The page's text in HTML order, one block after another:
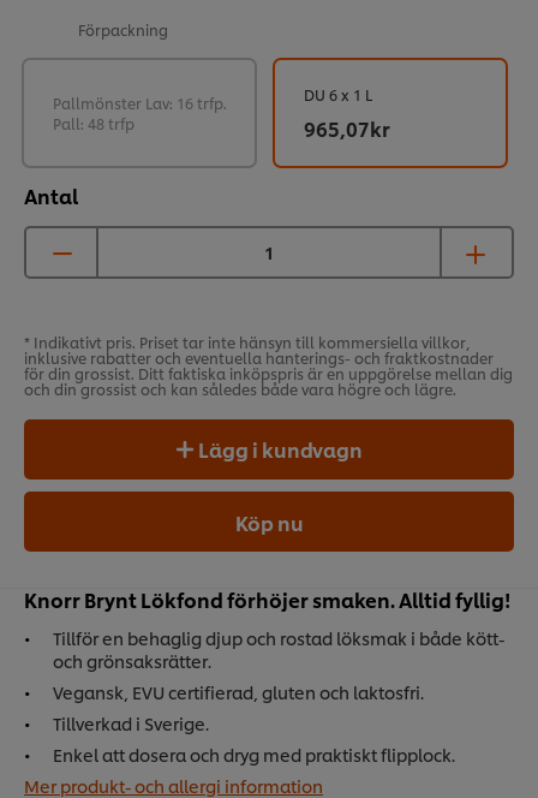
Förpackning
Antal
Pallmönster Lav: 16 trfp.
Pall: 48 trfp
DU 6 x 1 L
965,07kr
* Indikativt pris. Priset tar inte hänsyn till kommersiella villkor,
inklusive rabatter och eventuella hanterings- och fraktkostnader
för din grossist. Ditt faktiska inköpspris är en uppgörelse mellan dig
och din grossist och kan således både vara högre och lägre.
Lägg i kundvagn
Köp nu
Knorr Brynt Lökfond förhöjer smaken. Alltid fyllig!
Tillför en behaglig djup och rostad löksmak i både kött-
och grönsaksrätter.
Vegansk, EVU certifierad, gluten och laktosfri.
Tillverkad i Sverige.
Enkel att dosera och dryg med praktiskt flipplock.
Mer produkt- och allergi information